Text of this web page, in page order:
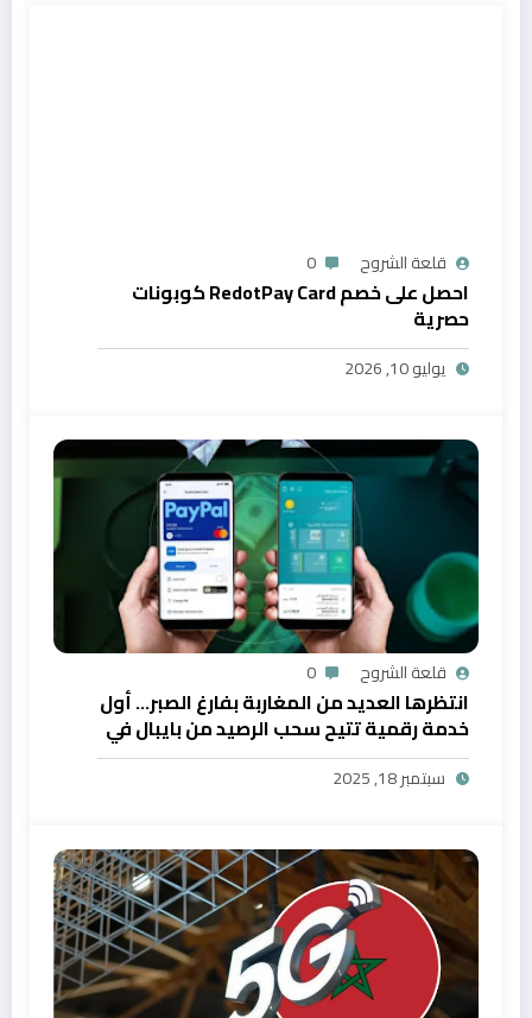
قلعة الشروح 0
احصل على خصم RedotPay Card كوبونات
حصرية
يوليو 10, 2026
قلعة الشروح 0
انتظرها العديد من المغاربة بفارغ الصبر… أول
خدمة رقمية تتيح سحب الرصيد من بايبال في
المغرب
سبتمبر 18, 2025